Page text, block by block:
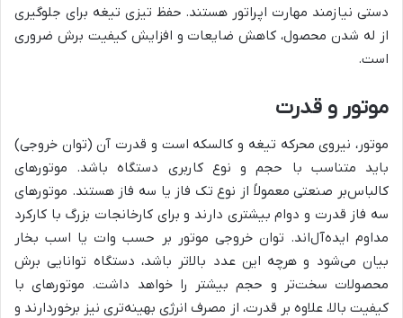
دستی نیازمند مهارت اپراتور هستند. حفظ تیزی تیغه برای جلوگیری
از له شدن محصول، کاهش ضایعات و افزایش کیفیت برش ضروری
است.
موتور و قدرت
موتور، نیروی محرکه تیغه و کالسکه است و قدرت آن (توان خروجی)
باید متناسب با حجم و نوع کاربری دستگاه باشد. موتورهای
کالباس‌بر صنعتی معمولاً از نوع تک فاز یا سه فاز هستند. موتورهای
سه فاز قدرت و دوام بیشتری دارند و برای کارخانجات بزرگ با کارکرد
مداوم ایده‌آل‌اند. توان خروجی موتور بر حسب وات یا اسب بخار
بیان می‌شود و هرچه این عدد بالاتر باشد، دستگاه توانایی برش
محصولات سخت‌تر و حجم بیشتر را خواهد داشت. موتورهای با
کیفیت بالا، علاوه بر قدرت، از مصرف انرژی بهینه‌تری نیز برخوردارند و